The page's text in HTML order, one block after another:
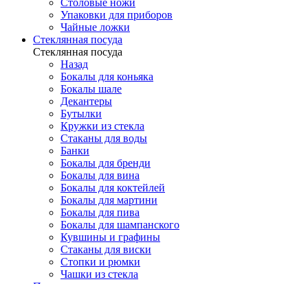
Упаковки для приборов
Чайные ложки
Стеклянная посуда
Стеклянная посуда
Назад
Бокалы для коньяка
Бокалы шале
Декантеры
Бутылки
Кружки из стекла
Стаканы для воды
Банки
Бокалы для бренди
Бокалы для вина
Бокалы для коктейлей
Бокалы для мартини
Бокалы для пива
Бокалы для шампанского
Кувшины и графины
Стаканы для виски
Стопки и рюмки
Чашки из стекла